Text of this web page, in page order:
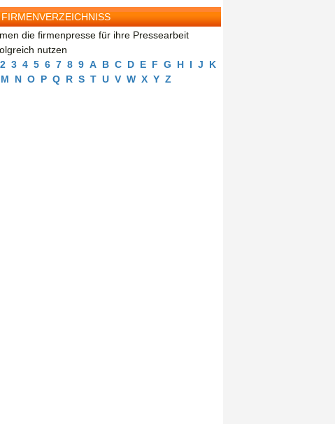
FIRMENVERZEICHNISS
die firmenpresse für ihre Pressearbeit
nutzen
2 3 4 5 6 7 8 9 A B C D E F G H I J
K
M N O P Q R S T U V W X Y Z